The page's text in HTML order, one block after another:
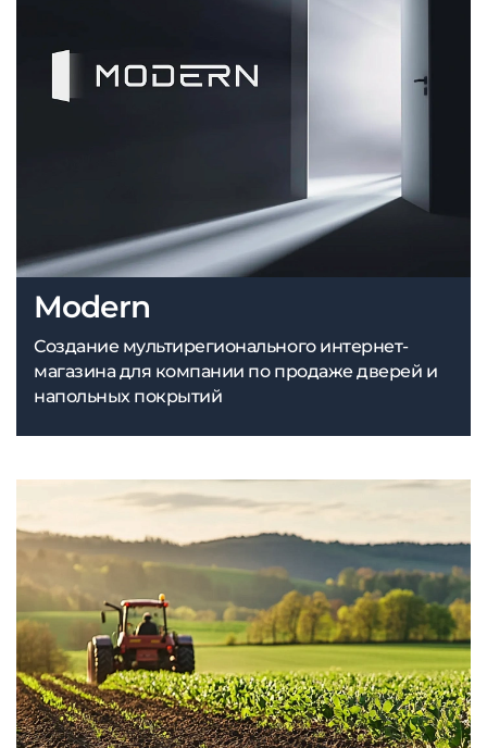
Modern
Создание мультирегионального интернет-
магазина для компании по продаже дверей и
напольных покрытий